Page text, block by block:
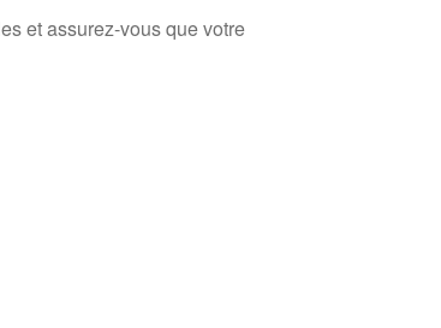
et assurez-vous que votre